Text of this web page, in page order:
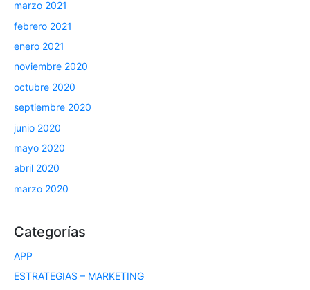
marzo 2021
febrero 2021
enero 2021
noviembre 2020
octubre 2020
septiembre 2020
junio 2020
mayo 2020
abril 2020
marzo 2020
Categorías
APP
ESTRATEGIAS – MARKETING